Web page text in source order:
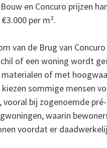
en Concuro prijzen
per m².
van de Brug van
of een woning wordt
of met
kiezen sommige mensen
vooral bij zogenoemde pré-
waarin
voordat er